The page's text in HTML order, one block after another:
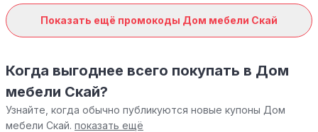
Показать ещё промокоды Дом мебели Скай
Когда выгоднее всего покупать в Дом
мебели Скай?
Узнайте, когда обычно публикуются новые купоны Дом
мебели Скай. показать ещё